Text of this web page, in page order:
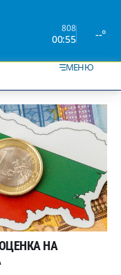
808
00:55 --°
МЕНЮ
НА